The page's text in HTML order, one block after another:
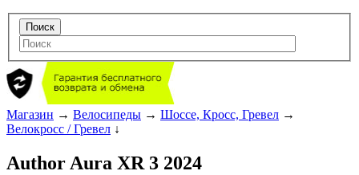
Магазин → Велосипеды → Шоссе, Кросс, Гревел →
Велокросс / Гревел ↓
Author Aura XR 3 2024